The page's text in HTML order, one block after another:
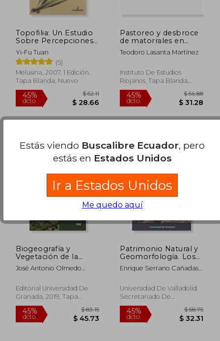
45%
dcto.
$ 35.11
$ 19.31
45%
dcto.
Topofilia: Un Estudio
Sobre Percepciones,
Actitudes y Valores
Medioambientales
Yi-Fu Tuan
(5)
Melusina, 2007, 1 Edición,
Tapa Blanda, Nuevo
$ 28.66
Pastoreo y desbroce
de matorrales en
Cameros Viejo
(Ciencias de la tierra)
Teodoro Lasanta Martínez
Instituto De Estudios
Riojanos, Tapa Blanda,
Nuevo
Biogeografía y
Vegetación de la
Sierra de Baza: Una
Montaña
Intensamente
Humanizada
José Antonio Olmedo
Editorial Universidad De
Granada, 2019, Tapa
Blanda, Nuevo
Patrimonio Natural y
Geomorfología. Los
Lugares de Interés
Geomorfológico del
Cañón del río Lobos
Enrique Serrano Cañadas;
Amuchastegui; Rosa Ruiz
Pedrosa
Universidad De Valladolid.
Secretariado De
Publicaciones E I, 1 Edición,
Tapa Blanda, Nuevo
Estás viendo Buscalibre Ecuador, pero
estás en Estados Unidos
Ir a Estados Unidos
Me quedo aquí